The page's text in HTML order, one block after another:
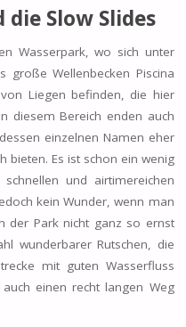
die Slow Slides
Wasserpark, wo sich unter
große Wellenbecken Piscina
Liegen befinden, die hier
diesem Bereich enden auch
einzelnen Namen eher
bieten. Es ist schon ein wenig
und airtimereichen
kein Wunder, wenn man
der Park nicht ganz so ernst
wunderbarer Rutschen, die
mit guten Wasserfluss
einen recht langen Weg